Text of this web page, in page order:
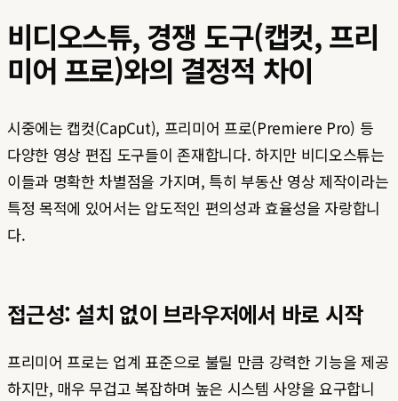
비디오스튜, 경쟁 도구(캡컷, 프리
미어 프로)와의 결정적 차이
시중에는 캡컷(CapCut), 프리미어 프로(Premiere Pro) 등
다양한 영상 편집 도구들이 존재합니다. 하지만 비디오스튜는
이들과 명확한 차별점을 가지며, 특히 부동산 영상 제작이라는
특정 목적에 있어서는 압도적인 편의성과 효율성을 자랑합니
다.
접근성: 설치 없이 브라우저에서 바로 시작
프리미어 프로는 업계 표준으로 불릴 만큼 강력한 기능을 제공
하지만, 매우 무겁고 복잡하며 높은 시스템 사양을 요구합니